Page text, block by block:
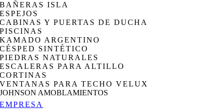
BAÑERAS ISLA
ESPEJOS
CABINAS Y PUERTAS DE DUCHA
PISCINAS
KAMADO ARGENTINO
CÉSPED SINTÉTICO
PIEDRAS NATURALES
ESCALERAS PARA ALTILLO
CORTINAS
VENTANAS PARA TECHO VELUX
JOHNSON AMOBLAMIENTOS
EMPRESA